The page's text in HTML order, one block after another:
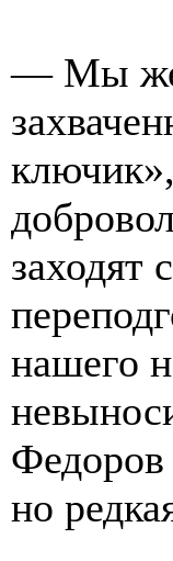
— Мы же
заходят
нашего
но